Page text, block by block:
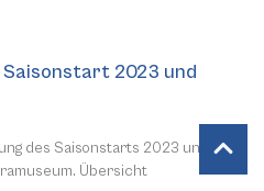
2023 und
des Saisonstarts 2023 und der
Übersicht